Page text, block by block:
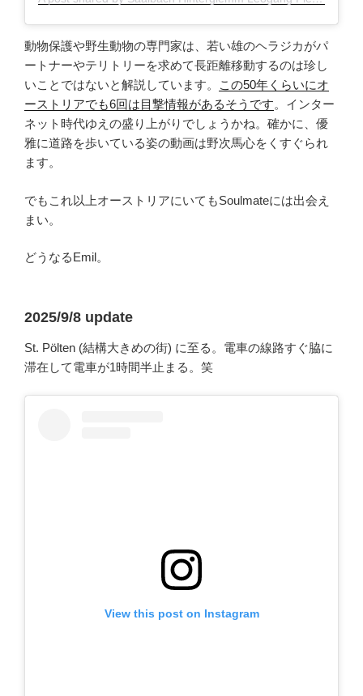
動物保護や野生動物の専門家は、若い雄のヘラジカがパ
ートナーやテリトリーを求めて長距離移動するのは珍し
いことではないと解説しています。
この50年くらいにオ
ーストリアでも6回は目撃情報があるそうです。インター
ネット時代ゆえの盛り上がりでしょうかね。確かに、優
雅に道路を歩いている姿の動画は野次馬心をくすぐられ
ます。
でもこれ以上オーストリアにいてもSoulmateには出会え
まい。
どうなるEmil。
2025/9/8 update
St. Pölten (結構大きめの街) に至る。電車の線路すぐ脇に
滞在して電車が1時間半止まる。笑
View this post on Instagram